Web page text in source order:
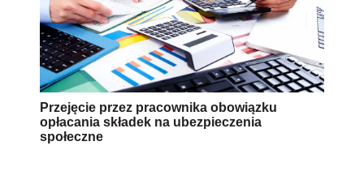
Przejęcie przez pracownika obowiązku
opłacania składek na ubezpieczenia
społeczne